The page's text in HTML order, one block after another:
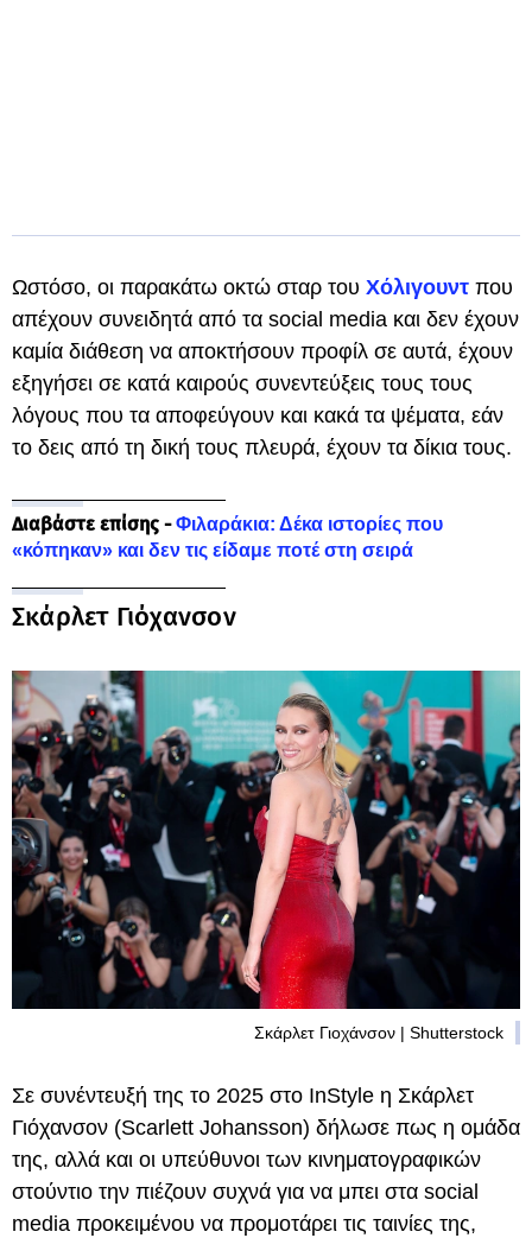
Ωστόσο, οι παρακάτω οκτώ σταρ του Χόλιγουντ που
απέχουν συνειδητά από τα social media και δεν έχουν
καμία διάθεση να αποκτήσουν προφίλ σε αυτά, έχουν
εξηγήσει σε κατά καιρούς συνεντεύξεις τους τους
λόγους που τα αποφεύγουν και κακά τα ψέματα, εάν
το δεις από τη δική τους πλευρά, έχουν τα δίκια τους.
Διαβάστε επίσης -Φιλαράκια: Δέκα ιστορίες που
«κόπηκαν» και δεν τις είδαμε ποτέ στη σειρά
Σκάρλετ Γιόχανσον
Σκάρλετ Γιοχάνσον | Shutterstock
Σε συνέντευξή της το 2025 στο InStyle η Σκάρλετ
Γιόχανσον (Scarlett Johansson) δήλωσε πως η ομάδα
της, αλλά και οι υπεύθυνοι των κινηματογραφικών
στούντιο την πιέζουν συχνά για να μπει στα social
media προκειμένου να προμοτάρει τις ταινίες της,